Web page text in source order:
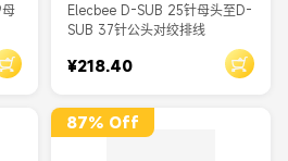
Elecbee D-SUB 25针母头至D-
SUB 37针公头对绞排线
¥218.40
87% Off